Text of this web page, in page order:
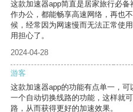
这款加速器app简直是居家旅行必
作办公，都能畅享高速网络，再也
候，经常因为网速慢而无法正常使
用担心了。
2024-04-28
游客
这款加速器app的功能有点单一，
一个自动切换线路的功能，这样就
路，从而获得更好的加速效果。